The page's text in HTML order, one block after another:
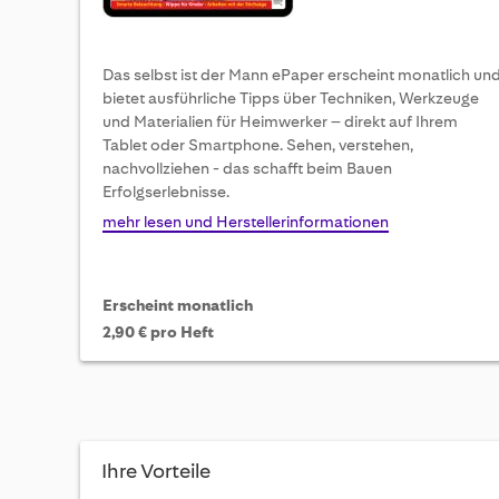
Das selbst ist der Mann ePaper erscheint monatlich und
bietet ausführliche Tipps über Techniken, Werkzeuge
und Materialien für Heimwerker – direkt auf Ihrem
Tablet oder Smartphone. Sehen, verstehen,
nachvollziehen - das schafft beim Bauen
Erfolgserlebnisse.
mehr lesen und Herstellerinformationen
Erscheint monatlich
2,90 € pro Heft
Ihre Vorteile